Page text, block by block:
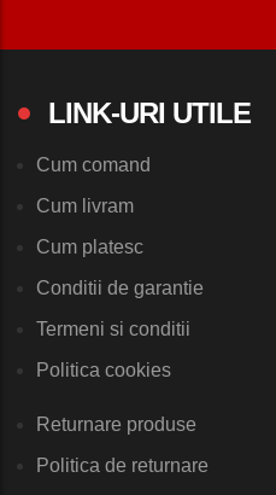
LINK-URI UTILE
Cum comand
Cum livram
Cum platesc
Conditii de garantie
Termeni si conditii
Politica cookies
Returnare produse
Politica de returnare